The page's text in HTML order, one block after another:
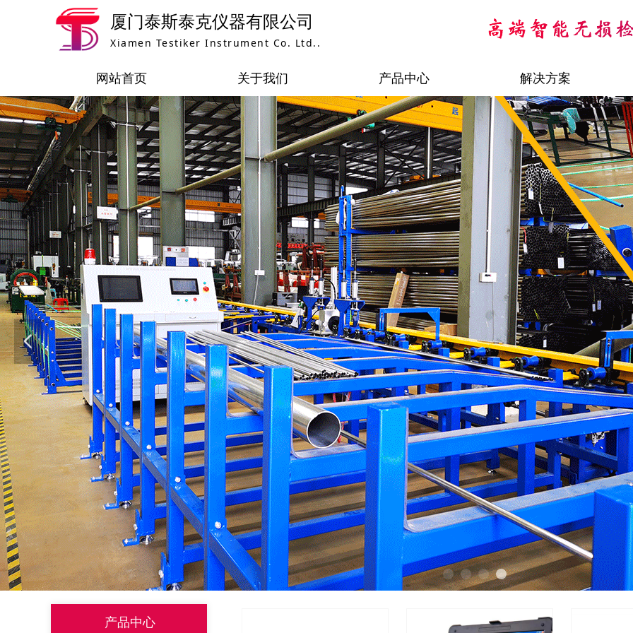
厦门泰斯泰克仪器有限公司
Xiamen Testiker Instrument Co. Ltd..
网站首页 关于我们 产品中心 解决方案
넳
产品中心
全部分类